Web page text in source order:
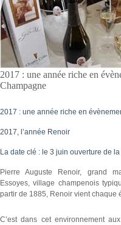
2017 : une année riche en
Champagne
2017 : une année riche en
2017, l’année Renoir
La date clé : le 3 juin ouverture de
Pierre Auguste Renoir, grand
Essoyes, village champenois
partir de 1885, Renoir vient chaque
C’est dans cet environnement